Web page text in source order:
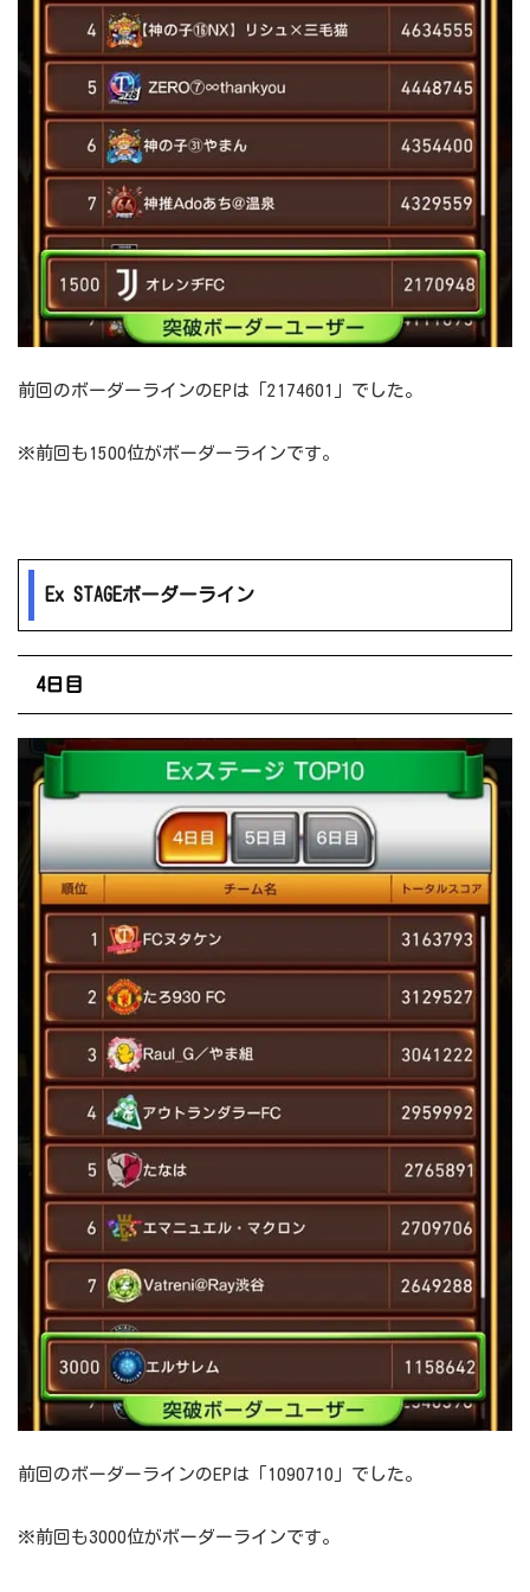
前回のボーダーラインのEPは「2174601」でした。
※前回も1500位がボーダーラインです。
Ex STAGEボーダーライン
4日目
前回のボーダーラインのEPは「1090710」でした。
※前回も3000位がボーダーラインです。